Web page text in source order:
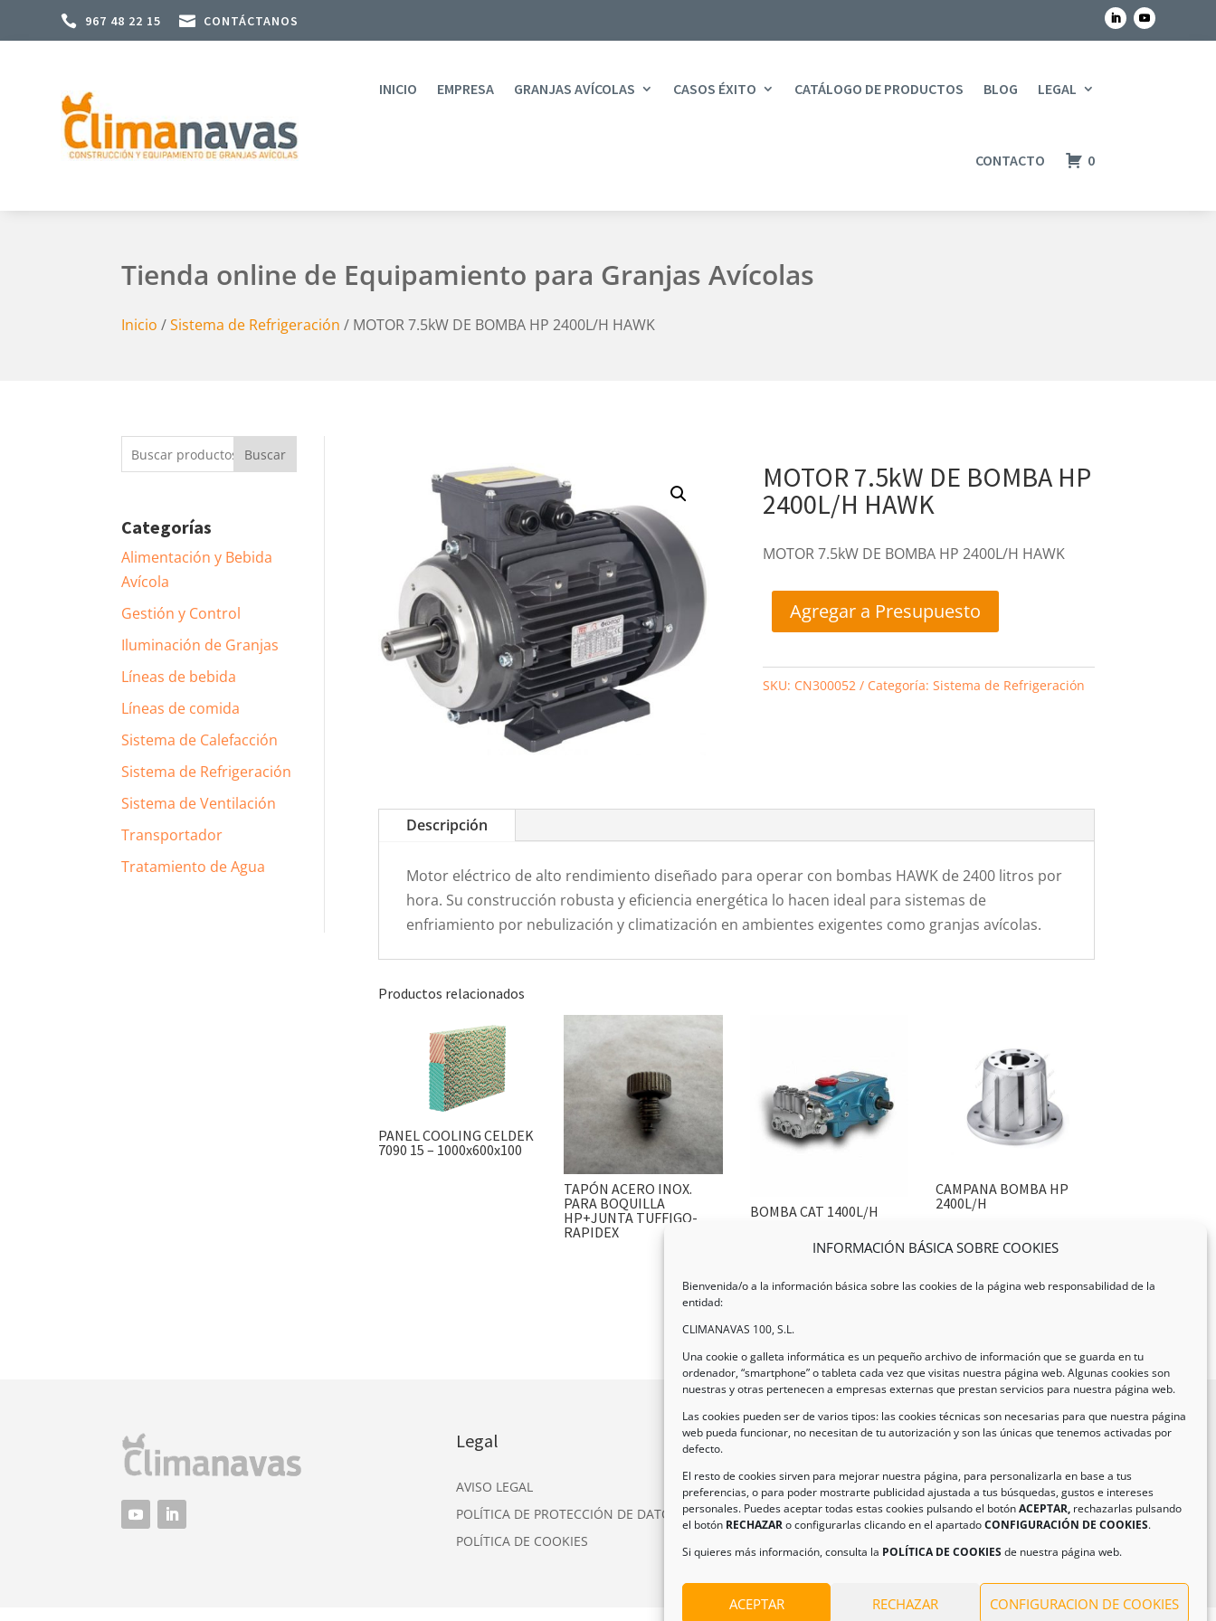
INFORMACIÓN BÁSICA SOBRE COOKIES
Bienvenida/o a la información básica sobre las cookies de la página web responsabilidad de la
entidad:
CLIMANAVAS 100, S.L.
Una cookie o galleta informática es un pequeño archivo de información que se guarda en tu
ordenador, “smartphone” o tableta cada vez que visitas nuestra página web. Algunas cookies son
nuestras y otras pertenecen a empresas externas que prestan servicios para nuestra página web.
Las cookies pueden ser de varios tipos: las cookies técnicas son necesarias para que nuestra página
web pueda funcionar, no necesitan de tu autorización y son las únicas que tenemos activadas por
defecto.
El resto de cookies sirven para mejorar nuestra página, para personalizarla en base a tus
preferencias, o para poder mostrarte publicidad ajustada a tus búsquedas, gustos e intereses
personales. Puedes aceptar todas estas cookies pulsando el botónACEPTAR, rechazarlas pulsando
el botón RECHAZARo configurarlas clicando en el apartadoCONFIGURACIÓN DE COOKIES.
Si quieres más información, consulta la POLÍTICA DE COOKIESde nuestra página web.
ACEPTAR RECHAZAR CONFIGURACION DE COOKIES
 967 48 22 15  CONTÁCTANOS
INICIO EMPRESA GRANJAS AVÍCOLAS CASOS ÉXITO CATÁLOGO DE PRODUCTOS BLOG LEGAL
CONTACTO 0
Tienda online de Equipamiento para Granjas Avícolas
Inicio /Sistema de Refrigeración / MOTOR 7.5kW DE BOMBA HP 2400L/H HAWK
Buscar
por:
Buscar
Categorías
Alimentación y Bebida
Avícola
Gestión y Control
Iluminación de Granjas
Líneas de bebida
Líneas de comida
Sistema de Calefacción
Sistema de Refrigeración
Sistema de Ventilación
Transportador
Tratamiento de Agua
MOTOR 7.5kW DE BOMBA HP
2400L/H HAWK
MOTOR 7.5kW DE BOMBA HP 2400L/H HAWK
Agregar a Presupuesto
SKU: CN300052 Categoría:Sistema de Refrigeración
Descripción
Motor eléctrico de alto rendimiento diseñado para operar con bombas HAWK de 2400 litros por
hora. Su construcción robusta y eficiencia energética lo hacen ideal para sistemas de
enfriamiento por nebulización y climatización en ambientes exigentes como granjas avícolas.
Productos relacionados
PANEL COOLING CELDEK
7090 15 – 1000x600x100
TAPÓN ACERO INOX.
PARA BOQUILLA
HP+JUNTA TUFFIGO-
RAPIDEX
BOMBA CAT 1400L/H
CAMPANA BOMBA HP
2400L/H
Legal
AVISO LEGAL
POLÍTICA DE PROTECCIÓN DE DATOS
POLÍTICA DE COOKIES
Información de Contacto
Dirección:C/ Iglesia, 17 – CP 02246
Navas de Jorquera – Albacete (España)
Tel:(+34) 967 48 22 15
Email:
info@climanavas.com